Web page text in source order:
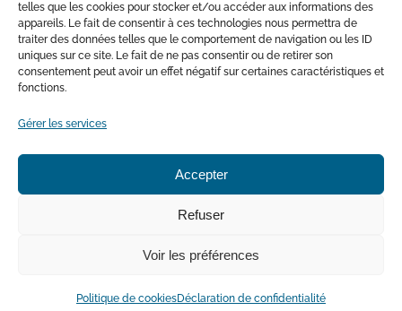
telles que les cookies pour stocker et/ou accéder aux informations des
appareils. Le fait de consentir à ces technologies nous permettra de
traiter des données telles que le comportement de navigation ou les ID
uniques sur ce site. Le fait de ne pas consentir ou de retirer son
consentement peut avoir un effet négatif sur certaines caractéristiques et
fonctions.
Gérer les services
Accepter
Refuser
Voir les préférences
Politique de cookiesDéclaration de confidentialité
Avec la participation financière du Ministère de l’Environnement
et de la Lutte contre les changements climatiques
Déclaration de confidentialité
Nord |Conception et hébergement Web: Wenovio